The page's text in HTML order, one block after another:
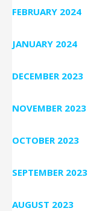
FEBRUARY 2024
JANUARY 2024
DECEMBER 2023
NOVEMBER 2023
OCTOBER 2023
SEPTEMBER 2023
AUGUST 2023